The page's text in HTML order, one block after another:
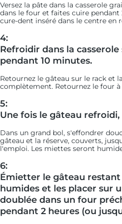
Versez la pâte dans la casserole
dans le four et faites cuire
cure-dent inséré dans le centre en
4:
Refroidir dans la
pendant 10 minutes.
Retournez le gâteau sur le rack et
complètement. Retournez le four à
5:
Une fois le gâteau
Dans un grand bol, s'effondrer
gâteau et la réserve, couverts,
l'emploi. Les miettes seront
6:
Émietter le gâteau
humides et les placer sur
doublée dans un four
pendant 2 heures (ou